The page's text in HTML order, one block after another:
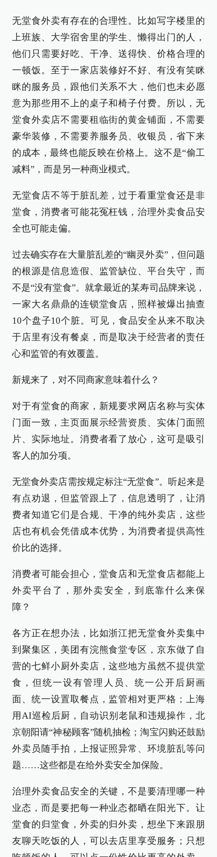
无堂食外卖有存在的合理性。比如写字楼里的
上班族、大学宿舍里的学生、懒得出门的人，
他们只需要好吃、干净、送得快、价格合理的
一顿饭。至于一家店装修好不好、有没有笑眯
眯的服务员，跟他们关系不大，他们也未必愿
意为那些用不上的桌子和椅子付费。所以，无
堂食外卖店不需要租临街的黄金铺面，不需要
豪华装修，不需要养服务员、收银员，省下来
的成本，最终也能反映在价格上。这不是“偷工
减料”，而是另一种商业模式。
无堂食店不等于脏乱差，过于看重堂食还是非
堂食，消费者可能花冤枉钱，治理外卖食品安
全也可能走偏。
过去确实存在大量脏乱差的“幽灵外卖”，但问题
的根源是信息造假、监管缺位、平台失守，而
不是“没有堂食”。就拿最近的某寿司品牌来说，
一家大名鼎鼎的连锁堂食店，照样被爆出抽查
10个盘子10个脏。可见，食品安全从来不取决
于店里有没有餐桌，而是取决于经营者的责任
心和监管的有效覆盖。
新规来了，对不同商家意味着什么？
对于有堂食的商家，新规要求网店名称与实体
门面一致，主页面展示经营资质、实体门面照
片、实际地址。消费者看了放心，这可是吸引
客人的加分项。
无堂食外卖店需按规定标注“无堂食”。听起来是
有点劝退，但监管跟上了，信息透明了，让消
费者知道它们是合规、干净的纯外卖店，这些
店也有机会凭借成本优势，为消费者提供高性
价比的选择。
消费者可能会担心，堂食店和无堂食店都能上
外卖平台了，那外卖安全，到底靠什么来保
障？
各方正在想办法，比如浙江把无堂食外卖集中
到聚集区，美团有浣熊食堂专区，京东做了自
营的七鲜小厨外卖店，这些地方虽然不提供堂
食，但统一设有管理人员、统一公开后厨画
面、统一设置取餐点，监管相对更严格；上海
用AI巡检后厨，自动识别老鼠和违规操作，北
京朝阳请“神秘顾客”随机抽检；淘宝闪购还鼓励
外卖员随手拍，上报证照异常、环境脏乱等问
题……这些都是在给外卖安全加保险。
治理外卖食品安全的关键，不是要清理哪一种
业态，而是要把每一种业态都晒在阳光下。让
堂食的归堂食，外卖的归外卖，想坐下来跟朋
友聊天吃饭的人，可以去店里享受服务；只想